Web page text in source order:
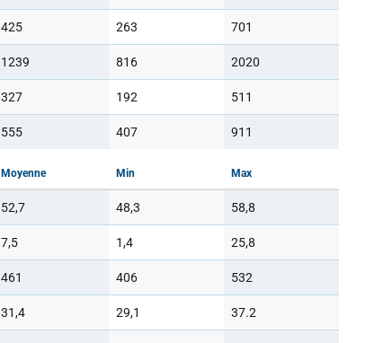
425 263 701
1239 816 2020
327 192 511
555 407 911
Moyenne Min Max
52,7 48,3 58,8
7,5 1,4 25,8
461 406 532
31,4 29,1 37.2